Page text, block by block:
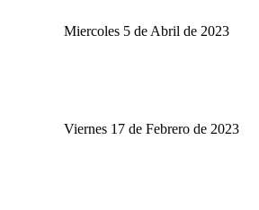
Miercoles 5 de Abril de 2023
Viernes 17 de Febrero de 2023